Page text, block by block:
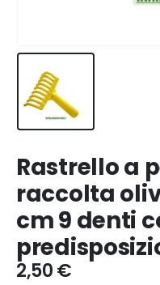
Rastrello a
raccolta
cm 9 denti
2,50€